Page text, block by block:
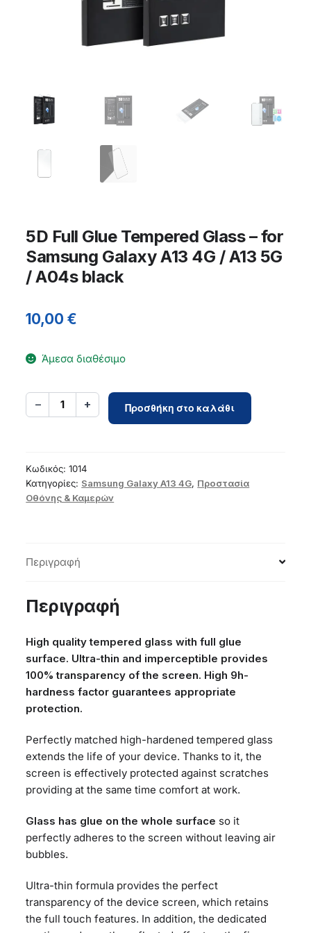
5D Full Glue Tempered Glass – for
Samsung Galaxy A13 4G / A13 5G
/ A04s black
10,00€
Άμεσα διαθέσιμο
− 1 +
5D
Full
-
for
A13
5G
A04s
black
ποσότητα
Προσθήκη στο καλάθι
Κωδικός:1014
Κατηγορίες: Samsung Galaxy A13 4G, Προστασία
Οθόνης & Καμερών
Περιγραφή
Περιγραφή
High quality tempered glass with full glue
surface. Ultra-thin and imperceptible provides
100% transparency of the screen. High 9h-
hardness factor guarantees appropriate
protection.
Perfectly matched high-hardened tempered glass
extends the life of your device. Thanks to it, the
screen is effectively protected against scratches
providing at the same time comfort at work.
Glass has glue on the whole surface so it
perfectly adheres to the screen without leaving air
bubbles.
Ultra-thin formula provides the perfect
transparency of the device screen, which retains
the full touch features. In addition, the dedicated